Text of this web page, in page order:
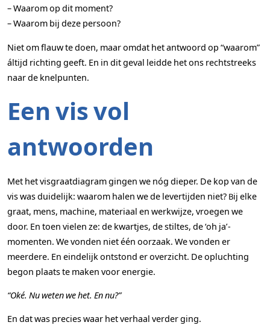
– Waarom op dit moment?
– Waarom bij deze persoon?
Niet om flauw te doen, maar omdat het antwoord op “waarom”
áltijd richting geeft. En in dit geval leidde het ons rechtstreeks
naar de knelpunten.
Een vis vol
antwoorden
Met het visgraatdiagram gingen we nóg dieper. De kop van de
vis was duidelijk: waarom halen we de levertijden niet? Bij elke
graat, mens, machine, materiaal en werkwijze, vroegen we
door. En toen vielen ze: de kwartjes, de stiltes, de ‘oh ja’-
momenten. We vonden niet één oorzaak. We vonden er
meerdere. En eindelijk ontstond er overzicht. De opluchting
begon plaats te maken voor energie.
“Oké. Nu weten we het. En nu?”
En dat was precies waar het verhaal verder ging.